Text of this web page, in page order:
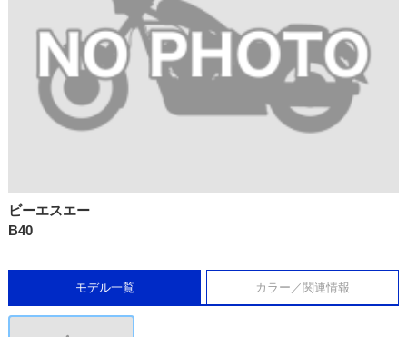
ビーエスエー
B40
モデル一覧 カラー／関連情報